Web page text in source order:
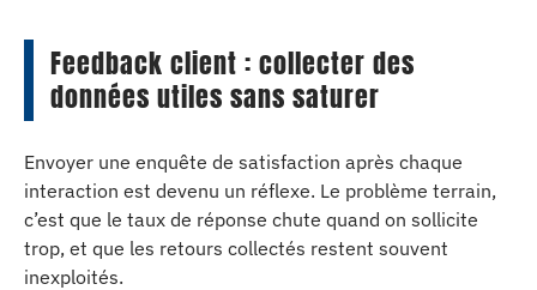
Feedback client : collecter des
données utiles sans saturer
Envoyer une enquête de satisfaction après chaque
interaction est devenu un réflexe. Le problème terrain,
c’est que le taux de réponse chute quand on sollicite
trop, et que les retours collectés restent souvent
inexploités.